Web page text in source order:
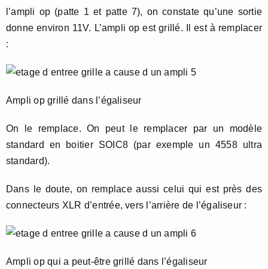
l’ampli op (patte 1 et patte 7), on constate qu’une sortie
donne environ 11V. L’ampli op est grillé. Il est à remplacer
:
Ampli op grillé dans l’égaliseur
On le remplace. On peut le remplacer par un modèle
standard en boitier SOIC8 (par exemple un 4558 ultra
standard).
Dans le doute, on remplace aussi celui qui est près des
connecteurs XLR d’entrée, vers l’arrière de l’égaliseur :
Ampli op qui a peut-être grillé dans l’égaliseur